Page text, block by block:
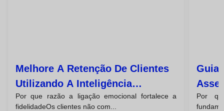
Melhore A Retenção De Clientes
Utilizando A Inteligência
Emocional Em Cada Interação
Por que razão a ligação emocional fortalece a
fidelidadeOs clientes não com...
Guia
Por